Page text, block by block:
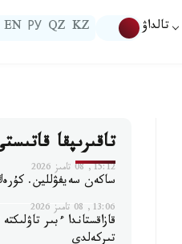
تالداۋ KZ
QZ
РУ
EN
تاقىرىپقا
15:12, 08 تامىز 2026
ساكەن سەيفۋللين.
13:06, 08 تامىز 2026
قازاقستاندا ءبىر
تىركەلدى